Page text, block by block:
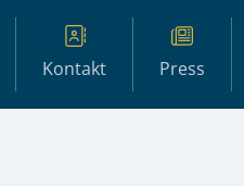
Kontakt Press